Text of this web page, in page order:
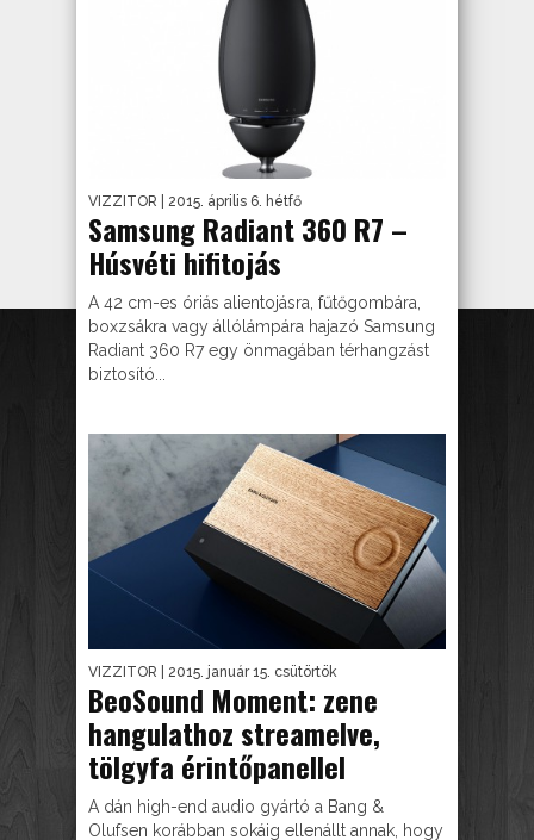
VIZZITOR | 2015. április 6. hétfő
Samsung Radiant 360 R7 –
Húsvéti hifitojás
A 42 cm-es óriás alientojásra, fűtőgombára,
boxzsákra vagy állólámpára hajazó Samsung
Radiant 360 R7 egy önmagában térhangzást
biztosító...
VIZZITOR | 2015. január 15. csütörtök
BeoSound Moment: zene
hangulathoz streamelve,
tölgyfa érintőpanellel
A dán high-end audio gyártó a Bang &
Olufsen korábban sokáig ellenállt annak, hogy